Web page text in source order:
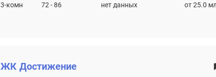
3-комн
72 - 86 нет данных от 25.0
ЖК Достижение